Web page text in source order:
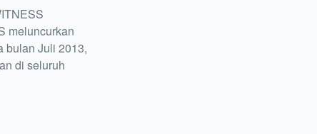
meluncurkan
bulan Juli 2013,
di seluruh